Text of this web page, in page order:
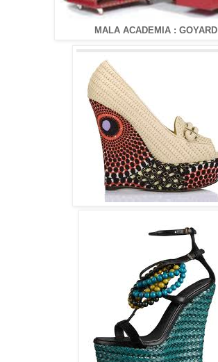
MALA ACADEMIA : GOYARD